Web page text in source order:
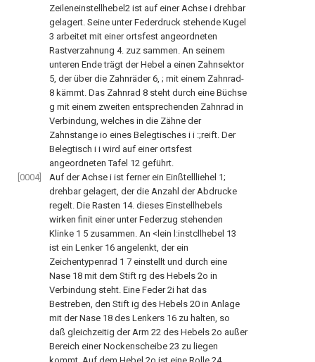
Zeileneinstellhebel2 ist auf einer Achse i drehbar
gelagert. Seine unter Federdruck stehende Kugel
3 arbeitet mit einer ortsfest angeordneten
Rastverzahnung 4. zuz sammen. An seinem
unteren Ende trägt der Hebel a einen Zahnsektor
5, der über die Zahnräder 6, ; mit einem Zahnrad-
8 kämmt. Das Zahnrad 8 steht durch eine Büchse
g mit einem zweiten entsprechenden Zahnrad in
Verbindung, welches in die Zähne der
Zahnstange io eines Belegtisches i i :;reift. Der
Belegtisch i i wird auf einer ortsfest
angeordneten Tafel 12 geführt.
[0004]
Auf der Achse i ist ferner ein Einßtellliehel 1;
drehbar gelagert, der die Anzahl der Abdrucke
regelt. Die Rasten 14. dieses Einstellhebels
wirken finit einer unter Federzug stehenden
Klinke 1 5 zusammen. An <lein l:instcllhebel 13
ist ein Lenker 16 angelenkt, der ein
Zeichentypenrad 1 7 einstellt und durch eine
Nase 18 mit dem Stift rg des Hebels 2o in
Verbindung steht. Eine Feder 2i hat das
Bestreben, den Stift ig des Hebels 20 in Anlage
mit der Nase 18 des Lenkers 16 zu halten, so
daß gleichzeitig der Arm 22 des Hebels 2o außer
Bereich einer Nockenscheibe 23 zu liegen